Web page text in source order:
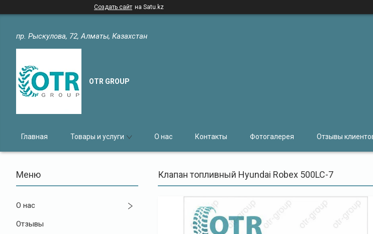
Создать сайт на Satu.kz
пр. Рыскулова, 72, Алматы, Казахстан
OTR GROUP
Главная Товары и услуги О нас Контакты Фотогалерея Отзывы
О нас
Отзывы
Клапан топливный Hyundai Robex 500LC-7